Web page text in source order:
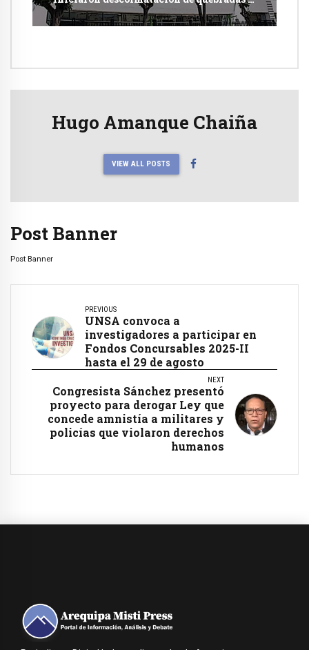
ríos ante Fenómeno del Niño
Hugo Amanque Chaiña
VIEW ALL POSTS
Post Banner
Post Banner
PREVIOUS
UNSA convoca a
investigadores a participar en
Fondos Concursables 2025-II
hasta el 29 de agosto
NEXT
Congresista Sánchez presentó
proyecto para derogar Ley que
concede amnistía a militares y
policías que violaron derechos
humanos